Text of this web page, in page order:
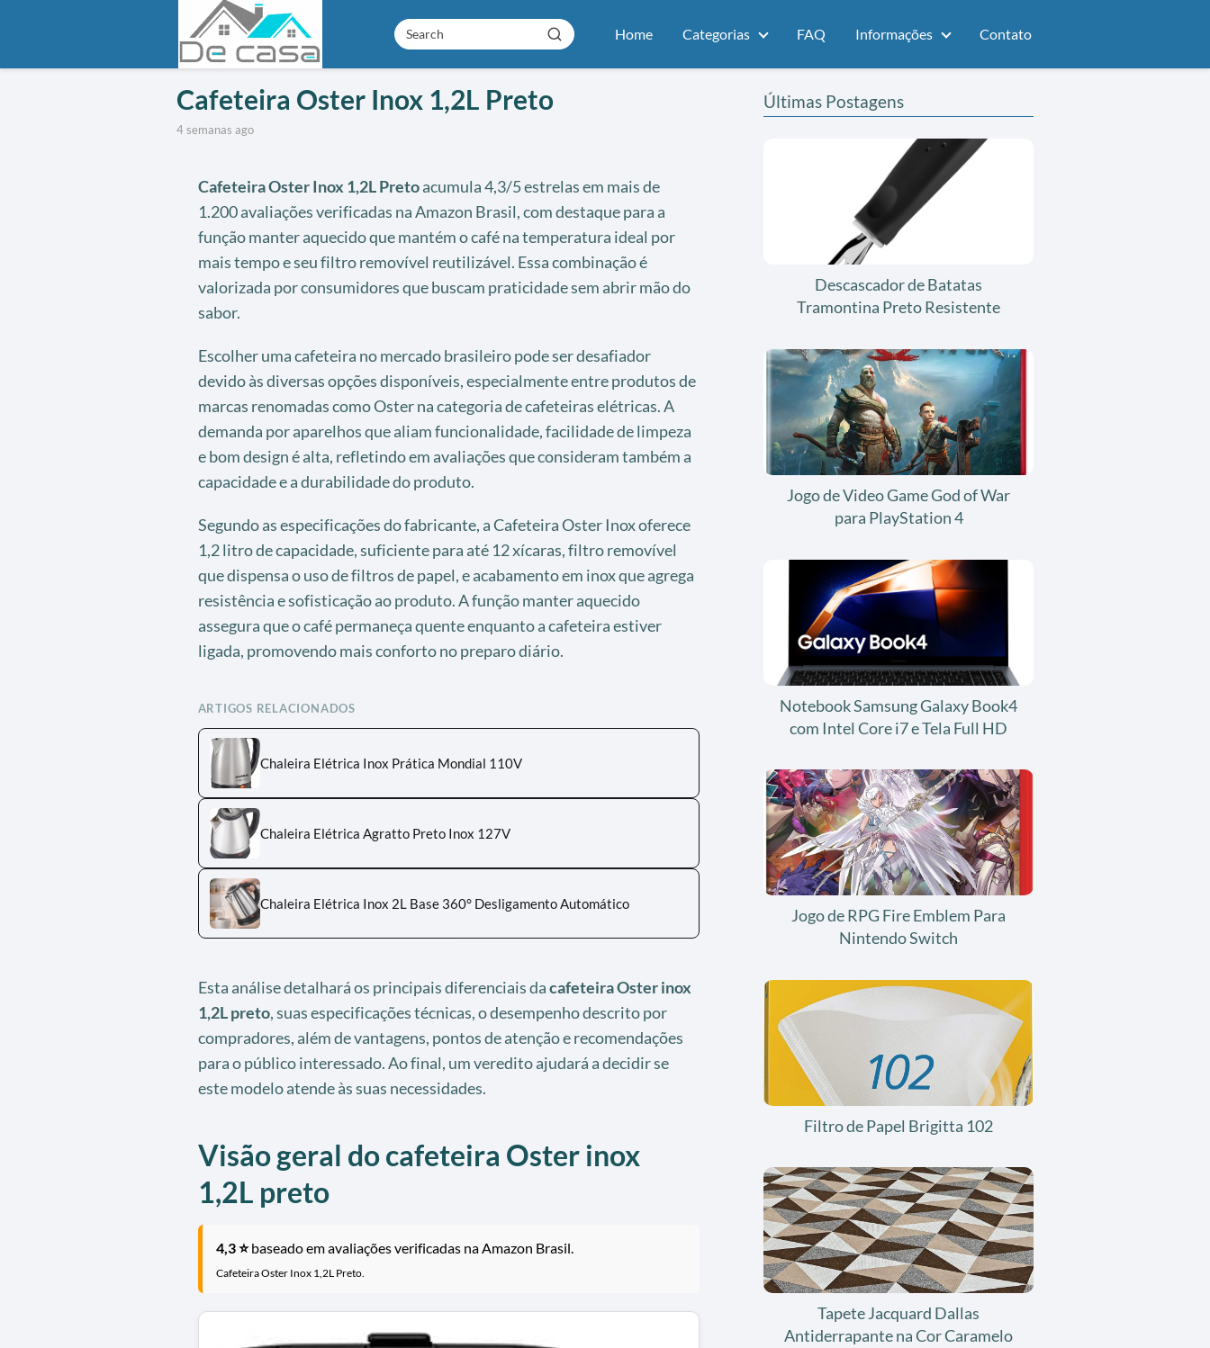
Home Categorias FAQ Informações Contato
Cafeteira Oster Inox 1,2L Preto
4 semanas ago
Cafeteira Oster Inox 1,2L Pretoacumula 4,3/5 estrelas em mais de
1.200 avaliações verificadas na Amazon Brasil, com destaque para a
função manter aquecido que mantém o café na temperatura ideal por
mais tempo e seu filtro removível reutilizável. Essa combinação é
valorizada por consumidores que buscam praticidade sem abrir mão do
sabor.
Escolher uma cafeteira no mercado brasileiro pode ser desafiador
devido às diversas opções disponíveis, especialmente entre produtos de
marcas renomadas como Oster na categoria de cafeteiras elétricas. A
demanda por aparelhos que aliam funcionalidade, facilidade de limpeza
e bom design é alta, refletindo em avaliações que consideram também a
capacidade e a durabilidade do produto.
Segundo as especificações do fabricante, a Cafeteira Oster Inox oferece
1,2 litro de capacidade, suficiente para até 12 xícaras, filtro removível
que dispensa o uso de filtros de papel, e acabamento em inox que agrega
resistência e sofisticação ao produto. A função manter aquecido
assegura que o café permaneça quente enquanto a cafeteira estiver
ligada, promovendo mais conforto no preparo diário.
ARTIGOS RELACIONADOS
Chaleira Elétrica Inox Prática Mondial 110V
Chaleira Elétrica Agratto Preto Inox 127V
Chaleira Elétrica Inox 2L Base 360° Desligamento Automático
Esta análise detalhará os principais diferenciais dacafeteira Oster inox
1,2L preto, suas especificações técnicas, o desempenho descrito por
compradores, além de vantagens, pontos de atenção e recomendações
para o público interessado. Ao final, um veredito ajudará a decidir se
este modelo atende às suas necessidades.
Visão geral do cafeteira Oster inox
1,2L preto
4,3 ⭐baseado em avaliações verificadas na Amazon Brasil.
Cafeteira Oster Inox 1,2L Preto.
Últimas Postagens
Descascador de Batatas
Tramontina Preto Resistente
Jogo de Video Game God of War
para PlayStation 4
Notebook Samsung Galaxy Book4
com Intel Core i7 e Tela Full HD
Jogo de RPG Fire Emblem Para
Nintendo Switch
Filtro de Papel Brigitta 102
Tapete Jacquard Dallas
Antiderrapante na Cor Caramelo